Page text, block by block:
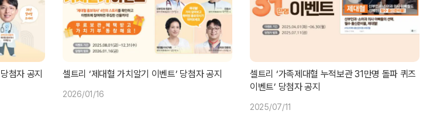
첨자 공지 셀트리 ‘제대혈 가치알기 이벤트’ 당첨자 공지
2026/01/16
셀트리 ‘가족제대혈 누적보관 31만명 돌파 퀴즈
이벤트’ 당첨자 공지
2025/07/11